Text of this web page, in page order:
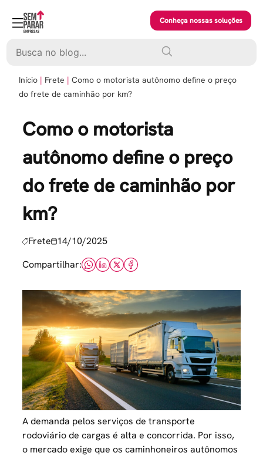
content
Conheça nossas soluções
Início Frete
Como o motorista autônomo define o preço
do frete de caminhão por km?
Como o motorista
autônomo define o preço
do frete de caminhão por
km?
Frete 14/10/2025
Compartilhar:
A demanda pelos serviços de transporte
rodoviário de cargas é alta e concorrida. Por isso,
o mercado exige que os caminhoneiros autônomos